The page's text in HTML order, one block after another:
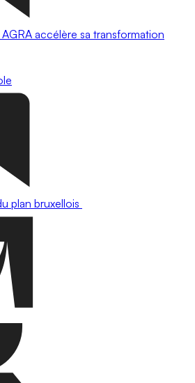
accélère sa transformation
plan bruxellois